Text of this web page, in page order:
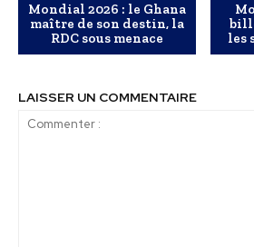
Mondial 2026 : le Ghana
maître de son destin, la
RDC sous menace
les
LAISSER UN COMMENTAIRE